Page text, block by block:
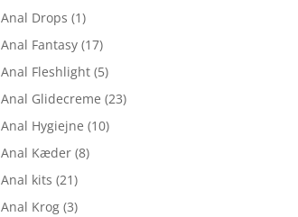
Anal Drops (1)
Anal Fantasy (17)
Anal Fleshlight (5)
Anal Glidecreme (23)
Anal Hygiejne (10)
Anal Kæder (8)
Anal kits (21)
Anal Krog (3)